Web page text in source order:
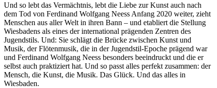
Und so lebt das Vermächtnis, lebt die Liebe zur Kunst auch nach
dem Tod von Ferdinand Wolfgang Neess Anfang 2020 weiter, zieht
Menschen aus aller Welt in ihren Bann – und etabliert die Stellung
Wiesbadens als eines der international prägenden Zentren des
Jugendstils. Und: Sie schlägt die Brücke zwischen Kunst und
Musik, der Flötenmusik, die in der Jugendstil-Epoche prägend war
und Ferdinand Wolfgang Neess besonders beeindruckt und die er
selbst auch praktiziert hat. Und so passt alles perfekt zusammen: der
Mensch, die Kunst, die Musik. Das Glück. Und das alles in
Wiesbaden.